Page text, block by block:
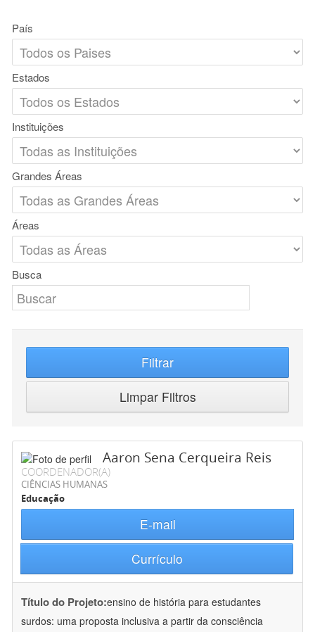
País
Estados
Instituições
Grandes Áreas
Áreas
Busca
Filtrar
Limpar Filtros
Aaron Sena Cerqueira Reis
COORDENADOR(A)
CIÊNCIAS HUMANAS
Educação
E-mail
Currículo
Título do Projeto:ensino de história para estudantes
surdos: uma proposta inclusiva a partir da consciência